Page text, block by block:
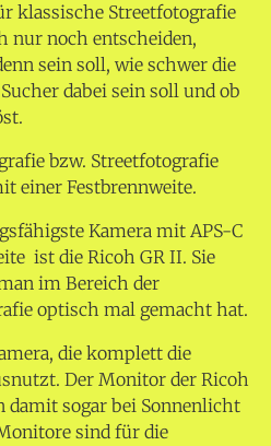
klassische Streetfotografie
nur noch entscheiden,
sein soll, wie schwer die
dabei sein soll und ob
bzw. Streetfotografie
einer Festbrennweite.
Kamera mit APS-C
ist die Ricoh GR II. Sie
im Bereich der
optisch mal gemacht hat.
die komplett die
Der Monitor der Ricoh
damit sogar bei Sonnenlicht
sind für die